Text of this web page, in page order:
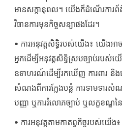
មានសក្តានុពល។ យើងក៏ដំណើរការព័
វិធានការមុនកិច្ចសន្យាផងដែរ។
• ការអនុវត្តសិទ្ធិរបស់យើង៖ យើងអា
អ្នកដើម្បីអនុវត្តសិទ្ធិស្របច្បាប់របស់យើ
ឧទាហរណ៍ដើម្បីរកឃើញ ការពារ និង
សំណងពីការក្លែងបន្លំ ការទាមទារសំ
បញ្ញា ឬការរំលោភច្បាប់ ឬលក្ខខណ្ឌន
• ការអនុវត្តតាមកាតព្វកិច្ចរបស់យើ